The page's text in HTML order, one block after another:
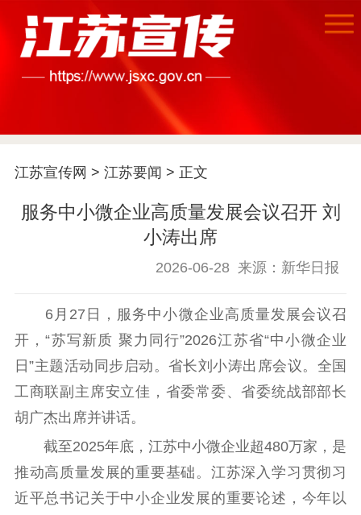
首页
公示公告
信息公开制度
信息公开年度报
工作动态
理论武装
理论学习 宣传宣讲 研究阐释
哲学社科
社科强省 工作通知
成果集萃
江苏文脉
资料下载
江苏宣传网 > 江苏要闻 > 正文
服务中小微企业高质量发展会议召开 刘
小涛出席
2026-06-28 来源：新华日报
6月27日，服务中小微企业高质量发展会议召
开，“苏写新质 聚力同行”2026江苏省“中小微企业
日”主题活动同步启动。省长刘小涛出席会议。全国
工商联副主席安立佳，省委常委、省委统战部部长
胡广杰出席并讲话。
截至2025年底，江苏中小微企业超480万家，是
推动高质量发展的重要基础。江苏深入学习贯彻习
近平总书记关于中小企业发展的重要论述，今年以